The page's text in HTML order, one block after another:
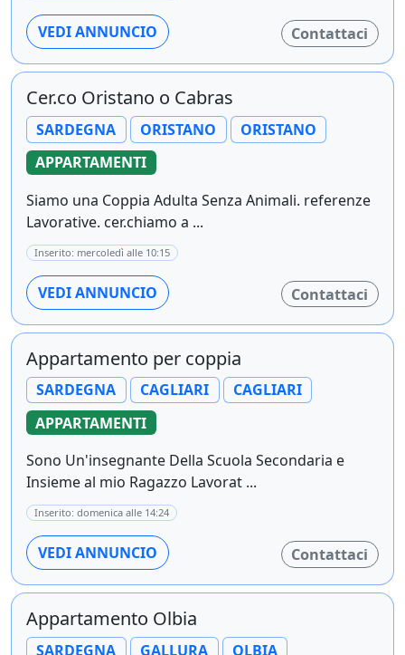
VEDI ANNUNCIO Contattaci
Cer.co Oristano o Cabras
SARDEGNA ORISTANO
ORISTANO
APPARTAMENTI
Siamo una Coppia Adulta Senza Animali. referenze
Lavorative. cer.chiamo a ...
Inserito: mercoledì alle 10:15
VEDI ANNUNCIO Contattaci
Appartamento per coppia
SARDEGNA CAGLIARI
CAGLIARI
APPARTAMENTI
Sono Un'insegnante Della Scuola Secondaria e
Insieme al mio Ragazzo Lavorat ...
Inserito: domenica alle 14:24
VEDI ANNUNCIO Contattaci
Appartamento Olbia
SARDEGNA GALLURA OLBIA